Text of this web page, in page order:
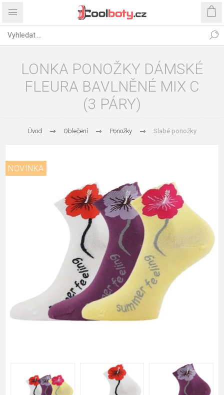
LONKA PONOŽKY DÁMSKÉ
FLEURA BAVLNĚNÉ MIX C
(3 PÁRY)
Úvod Oblečení Ponožky Slabé ponožky
NOVINKA